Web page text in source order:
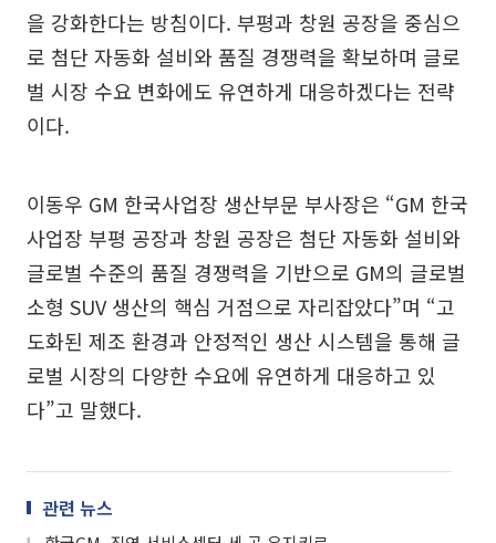
을 강화한다는 방침이다. 부평과 창원 공장을 중심으
로 첨단 자동화 설비와 품질 경쟁력을 확보하며 글로
벌 시장 수요 변화에도 유연하게 대응하겠다는 전략
이다.
이동우 GM 한국사업장 생산부문 부사장은 “GM 한국
사업장 부평 공장과 창원 공장은 첨단 자동화 설비와
글로벌 수준의 품질 경쟁력을 기반으로 GM의 글로벌
소형 SUV 생산의 핵심 거점으로 자리잡았다”며 “고
도화된 제조 환경과 안정적인 생산 시스템을 통해 글
로벌 시장의 다양한 수요에 유연하게 대응하고 있
다”고 말했다.
관련 뉴스